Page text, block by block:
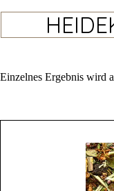
Einzelnes Ergebnis wird